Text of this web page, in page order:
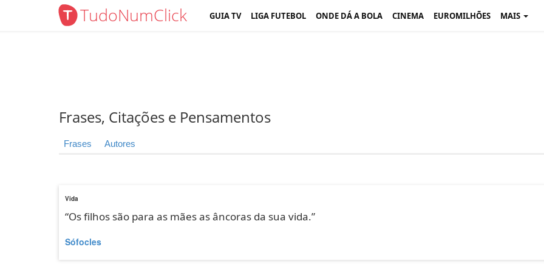
TudoNumClick GUIA TV LIGA FUTEBOL ONDE DÁ A BOLA CINEMA EUROMILHÕES MAIS
Frases, Citações e Pensamentos
Frases Autores
Vida
“Os filhos são para as mães as âncoras da sua vida.”
Sófocles